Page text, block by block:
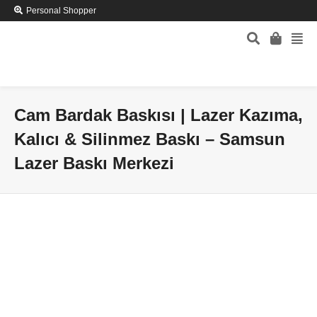
Personal Shopper
Cam Bardak Baskısı | Lazer Kazıma,
Kalıcı & Silinmez Baskı – Samsun
Lazer Baskı Merkezi